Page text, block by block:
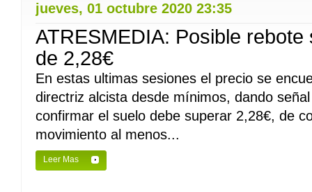
jueves, 01 octubre 2020 23:35
ATRESMEDIA: Posible
de 2,28€
En estas ultimas sesiones el precio se
directriz alcista desde mínimos, dando
confirmar el suelo debe superar 2,28€, de
movimiento al menos...
Leer Mas